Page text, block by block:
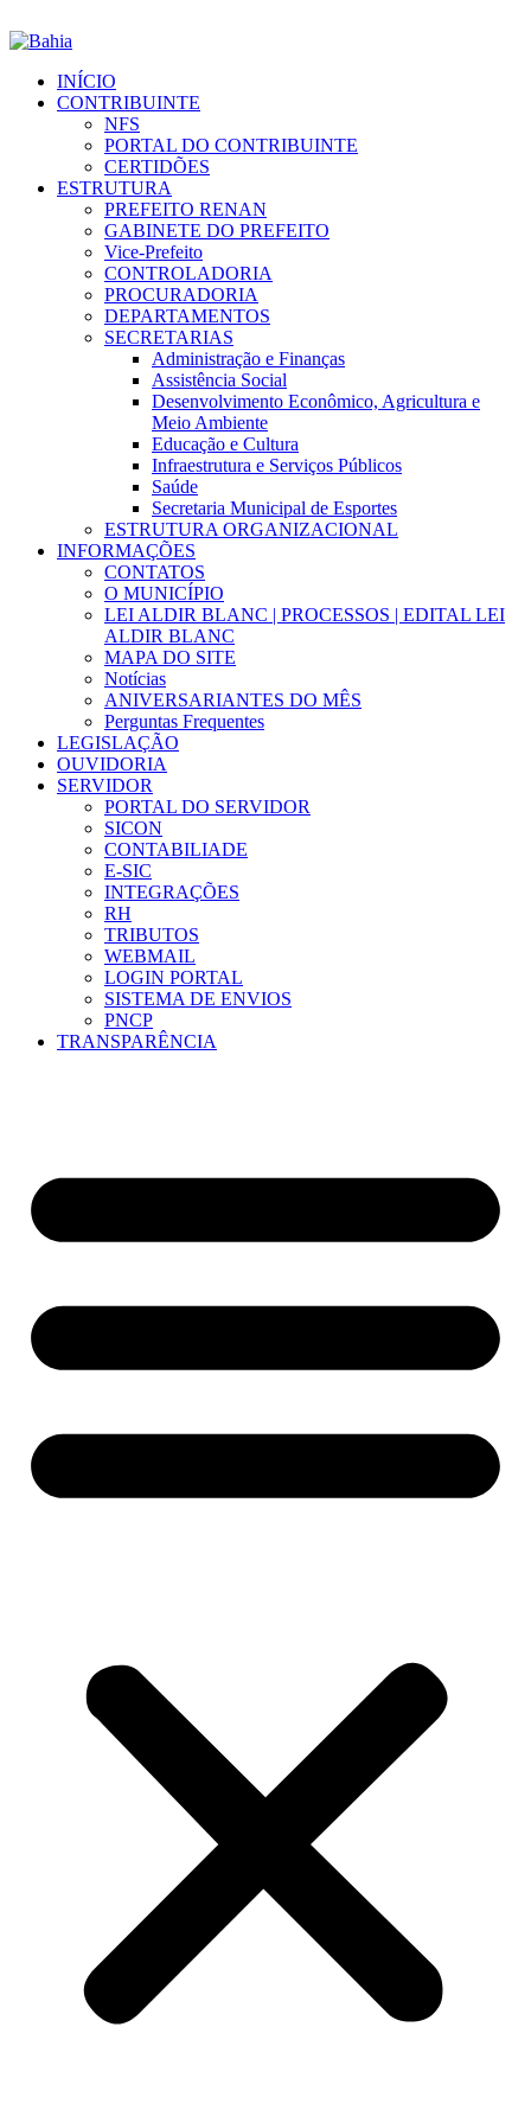
INÍCIO
CONTRIBUINTE
NFS
PORTAL DO CONTRIBUINTE
CERTIDÕES
ESTRUTURA
PREFEITO RENAN
GABINETE DO PREFEITO
Vice-Prefeito
CONTROLADORIA
PROCURADORIA
DEPARTAMENTOS
SECRETARIAS
Administração e Finanças
Assistência Social
Desenvolvimento Econômico, Agricultura e
Meio Ambiente
Educação e Cultura
Infraestrutura e Serviços Públicos
Saúde
Secretaria Municipal de Esportes
ESTRUTURA ORGANIZACIONAL
INFORMAÇÕES
CONTATOS
O MUNICÍPIO
LEI ALDIR BLANC | PROCESSOS | EDITAL LEI
ALDIR BLANC
MAPA DO SITE
Notícias
ANIVERSARIANTES DO MÊS
Perguntas Frequentes
LEGISLAÇÃO
OUVIDORIA
SERVIDOR
PORTAL DO SERVIDOR
SICON
CONTABILIADE
E-SIC
INTEGRAÇÕES
RH
TRIBUTOS
WEBMAIL
LOGIN PORTAL
SISTEMA DE ENVIOS
PNCP
TRANSPARÊNCIA